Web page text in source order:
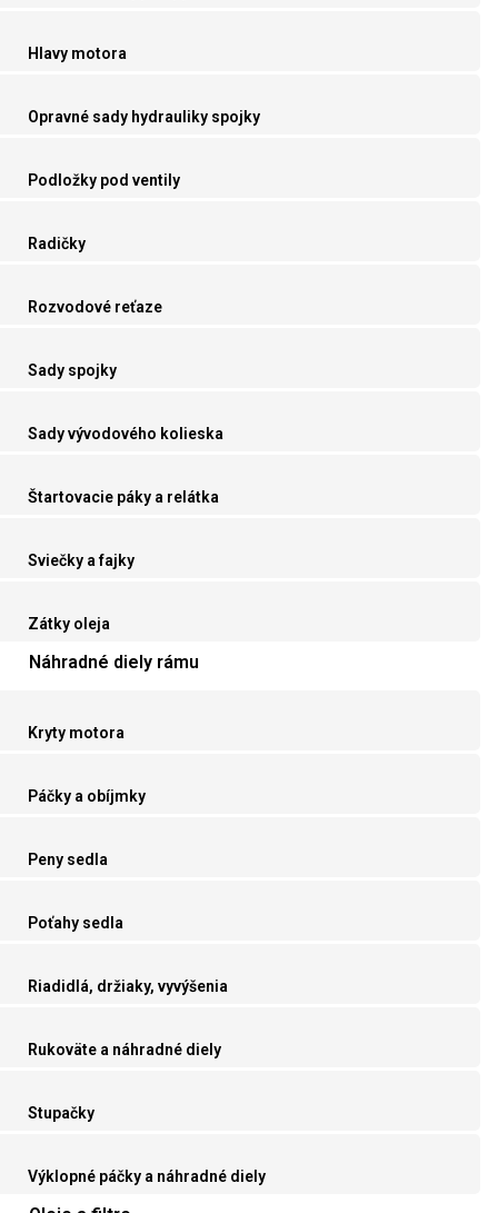
Hlavy motora
Opravné sady hydrauliky spojky
Podložky pod ventily
Radičky
Rozvodové reťaze
Sady spojky
Sady vývodového kolieska
Štartovacie páky a relátka
Sviečky a fajky
Zátky oleja
Náhradné diely rámu
Kryty motora
Páčky a obíjmky
Peny sedla
Poťahy sedla
Riadidlá, držiaky, vyvýšenia
Rukoväte a náhradné diely
Stupačky
Výklopné páčky a náhradné diely